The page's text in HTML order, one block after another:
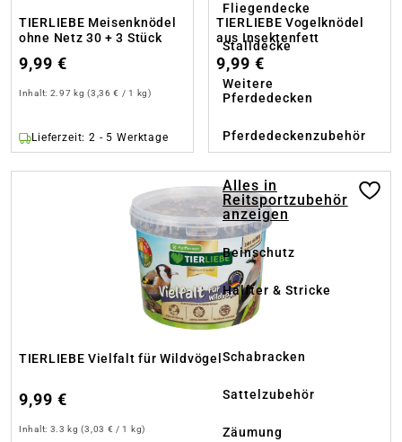
Fliegendecke
Stalldecke
Weitere
Pferdedecken
Pferdedeckenzubehör
Alles in
Reitsportzubehör
anzeigen
Beinschutz
Halfter & Stricke
Schabracken
Sattelzubehör
Zäumung
TIERLIEBE Meisenknödel
ohne Netz 30 + 3 Stück
9,99 €
Inhalt: 2.97 kg(3,36 € / 1 kg)
Lieferzeit: 2 - 5 Werktage
TIERLIEBE Vogelknödel
aus Insektenfett
9,99 €
TIERLIEBE Vielfalt für Wildvögel
9,99 €
Inhalt: 3.3 kg(3,03 € / 1 kg)